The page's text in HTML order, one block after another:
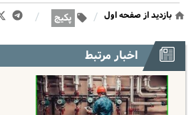
بازدید از صفحه اول / پکیج /
اخبار مرتبط